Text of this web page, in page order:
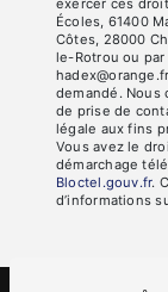
exercer ces
Écoles, 61400
Côtes, 28000
le-Rotrou ou
demandé. Nous
de prise de
légale aux fins
Vous avez le
démarchage
Bloctel.gouv.fr.
d’informations